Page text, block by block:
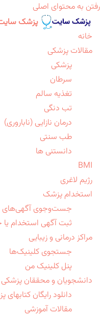
رفتن به محتوای اصلی
پزشک
خانه
مقالات پزشکی
پزشکی
سرطان
تغذیه سالم
تب دنگی
درمان نازایی (ناباروری)
طب سنتی
دانستنی ها
BMI
رژیم لاغری
استخدام پزشک
جست‌وجوی آگهی‌های
ثبت آگهی استخدام یا
مراکز درمانی و زیبایی
جستجوی کلینیک‌ها
پنل کلینیک من
دانشجویان و محققان پزشکی
دانلود رایگان کتابهای
مقالات آموزشی